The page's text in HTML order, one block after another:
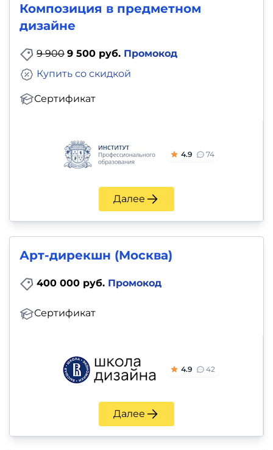
Композиция в предметном
дизайне
9 900 9 500 руб. Промокод
Сертификат
Купить со скидкой
4.9 74
Далее
Арт-дирекшн (Москва)
400 000 руб. Промокод
Сертификат
4.9 42
Далее